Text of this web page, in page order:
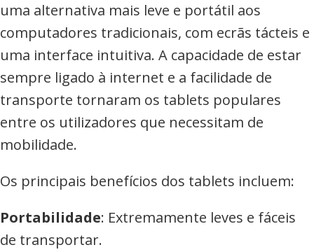
uma alternativa mais leve e portátil aos
computadores tradicionais, com ecrãs tácteis e
uma interface intuitiva. A capacidade de estar
sempre ligado à internet e a facilidade de
transporte tornaram os tablets populares
entre os utilizadores que necessitam de
mobilidade.
Os principais benefícios dos tablets incluem:
Portabilidade: Extremamente leves e fáceis
de transportar.